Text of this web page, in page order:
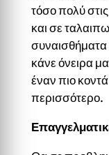
τόσο πολύ
και σε
συναισθήματα
κάνε όνειρα
έναν πιο
περισσότερο.